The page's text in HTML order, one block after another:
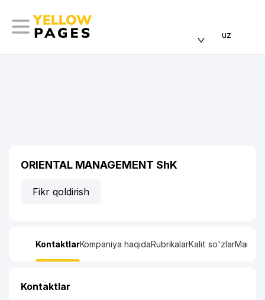
uz
ORIENTAL MANAGEMENT ShK
Fikr qoldirish
KontaktlarKompaniya haqidaRubrikalarKalit so'zlarManzil
Kontaktlar